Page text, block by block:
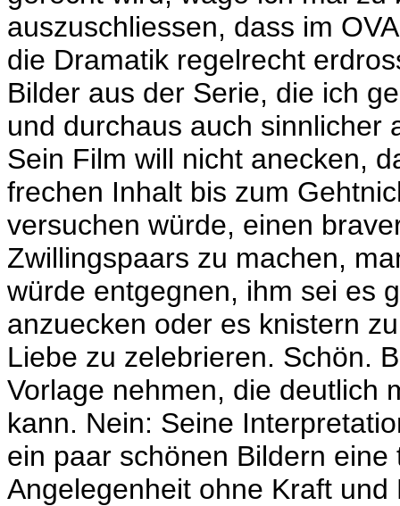
auszuschliessen, dass im
die Dramatik regelrecht
Bilder aus der Serie, die ich
und durchaus auch sinnlicher
Sein Film will nicht anecken,
frechen Inhalt bis zum
versuchen würde, einen
Zwillingspaars zu machen,
würde entgegnen, ihm sei es
anzuecken oder es knistern
Liebe zu zelebrieren. Schön.
Vorlage nehmen, die deutlich
kann. Nein: Seine
ein paar schönen Bildern
Angelegenheit ohne Kraft und